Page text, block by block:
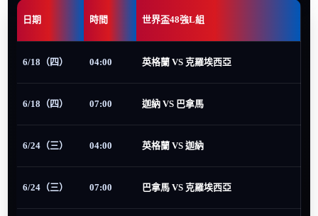
日期 時間 世界盃48強L組
6/18（四） 04:00 英格蘭 VS 克羅埃西亞
6/18（四） 07:00 迦納 VS 巴拿馬
6/24（三） 04:00 英格蘭 VS 迦納
6/24（三） 07:00 巴拿馬 VS 克羅埃西亞